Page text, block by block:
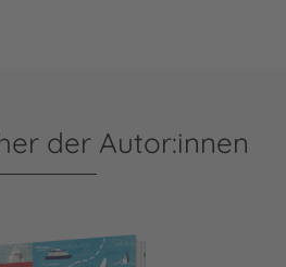
der Autor:innen